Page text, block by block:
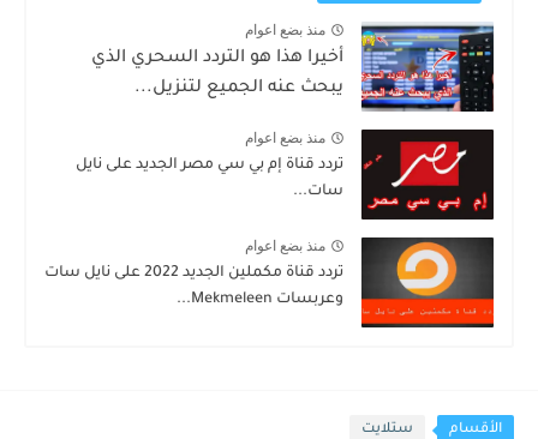
منذ بضع اعوام
أخيرا هذا هو التردد السحري الذي
يبحث عنه الجميع لتنزيل...
منذ بضع اعوام
تردد قناة إم بي سي مصر الجديد على نايل
سات...
منذ بضع اعوام
تردد قناة مكملين الجديد 2022 على نايل سات
وعربسات Mekmeleen...
الأقسام ستلايت